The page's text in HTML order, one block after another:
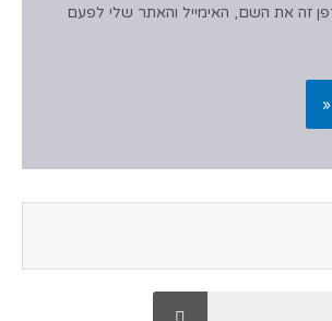
זה את השם, האימייל והאתר שלי לפעם